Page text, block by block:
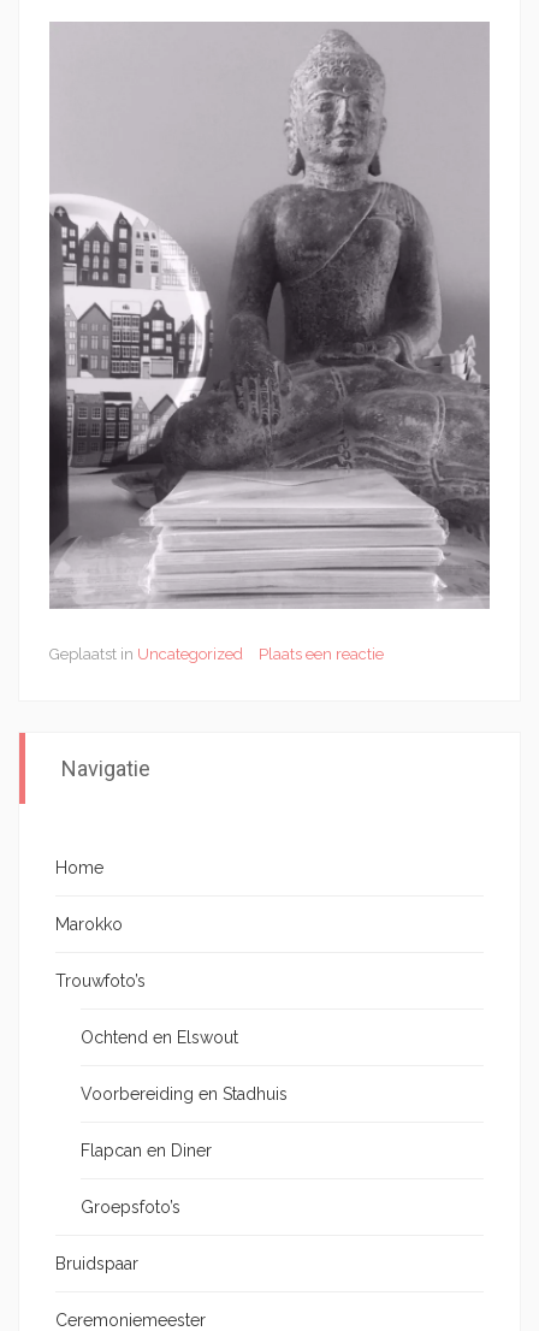
Geplaatst in Uncategorized Plaats een reactie
Navigatie
Home
Marokko
Trouwfoto’s
Ochtend en Elswout
Voorbereiding en Stadhuis
Flapcan en Diner
Groepsfoto’s
Bruidspaar
Ceremoniemeester